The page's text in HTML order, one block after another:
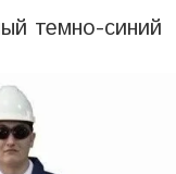
темно-синий